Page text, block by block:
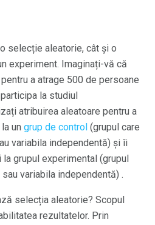
selecție aleatorie, cât și o
experiment. Imaginați-vă că
a atrage 500 de persoane
la studiul
atribuirea aleatoare pentru a
un grup de control (grupul care
variabila independentă) și îi
grupul experimental (grupul
variabila independentă) .
selecția aleatorie? Scopul
rezultatelor. Prin